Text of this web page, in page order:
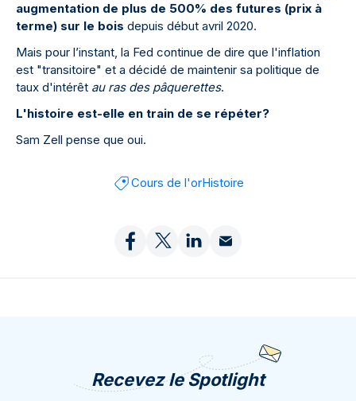
augmentation de plus de 500% des futures (prix à
terme) sur le bois depuis début avril 2020.
Mais pour l’instant, la Fed continue de dire que l'inflation
est "transitoire" et a décidé de maintenir sa politique de
taux d'intérêt au ras des pâquerettes.
L'histoire est-elle en train de se répéter?
Sam Zell pense que oui.
Cours de l'orHistoire
Recevez le Spotlight